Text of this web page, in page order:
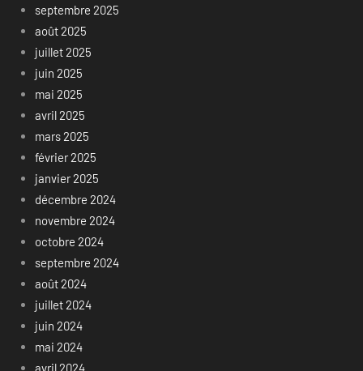
septembre 2025
août 2025
juillet 2025
juin 2025
mai 2025
avril 2025
mars 2025
février 2025
janvier 2025
décembre 2024
novembre 2024
octobre 2024
septembre 2024
août 2024
juillet 2024
juin 2024
mai 2024
avril 2024